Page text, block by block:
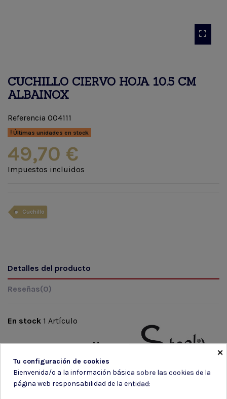
CUCHILLO CIERVO HOJA 10.5 CM
ALBAINOX
Referencia 004111
Últimas unidades en stock
49,70 €
Impuestos incluidos
Cuchillo
Detalles del producto
Reseñas(0)
Marca
En stock 1 Artículo
×
Tu configuración de cookies
Bienvenida/o a la información básica sobre las cookies de la
página web responsabilidad de la entidad: